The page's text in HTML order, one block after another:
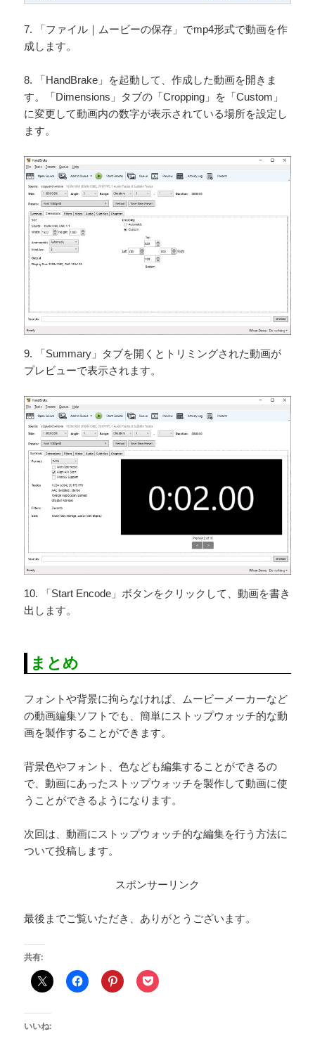
7. 「ファイル｜ムービーの保存」でmp4形式で動画を作
成します。
8. 「HandBrake」を起動して、作成した動画を開きま
す。「Dimensions」タブの「Cropping」を「Custom」
に変更して動画内の数字が表示されている場所を設定し
ます。
9. 「Summary」タブを開くとトリミングされた動画が
プレビューで表示されます。
10. 「Start Encode」ボタンをクリックして、動画を書き
出します。
まとめ
フォントや背景に拘らなければ、ムービーメーカーなど
の動画編集ソフトでも、簡単にストップウォッチ的な動
画を製作することができます。
背景色やフォント、色なども編集することができるの
で、動画にあったストップウォッチを製作して動画に使
うことができるようになります。
次回は、動画にストップウォッチ的な編集を行う方法に
ついて投稿します。
スポンサーリンク
最後までご覧いただき、ありがとうございます。
共有:
いいね: